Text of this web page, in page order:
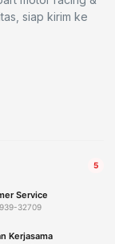
siap kirim ke
5
Service
32709
Kerjasama